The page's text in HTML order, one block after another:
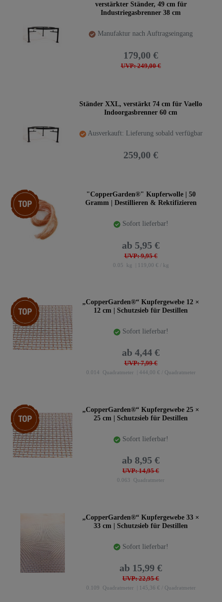
verstärkter Ständer, 49 cm für
Industriegasbrenner 38 cm
Manufaktur nach Auftragseingang
UVP: 249,00 €
179,00 €
Ständer XXL, verstärkt 74 cm für Vaello
Indoorgasbrenner 60 cm
Ausverkauft: Lieferung sobald verfügbar
259,00 €
Top-Artikel
"CopperGarden®" Kupferwolle | 50
Gramm | Destillieren & Rektifizieren
Sofort lieferbar!
UVP: 9,95 €
ab 5,95 €
0.05 kg | 119,00 € / kg
Top-Artikel
„CopperGarden®“ Kupfergewebe 12 ×
12 cm | Schutzsieb für Destillen
Sofort lieferbar!
UVP: 7,99 €
ab 4,44 €
0.014 Quadratmeter | 444,00 € / Quadratmeter
Top-Artikel
„CopperGarden®“ Kupfergewebe 25 ×
25 cm | Schutzsieb für Destillen
Sofort lieferbar!
UVP: 14,95 €
ab 8,95 €
0.063 Quadratmeter
„CopperGarden®“ Kupfergewebe 33 ×
33 cm | Schutzsieb für Destillen
Sofort lieferbar!
UVP: 22,95 €
ab 15,99 €
0.109 Quadratmeter | 145,36 € / Quadratmeter